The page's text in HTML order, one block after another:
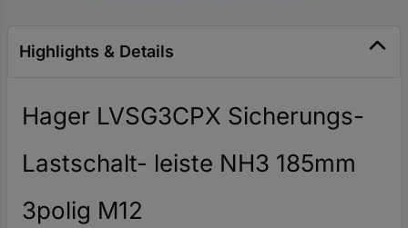
Highlights & Details
Hager LVSG3CPX Sicherungs-
Lastschalt- leiste NH3 185mm
3polig M12